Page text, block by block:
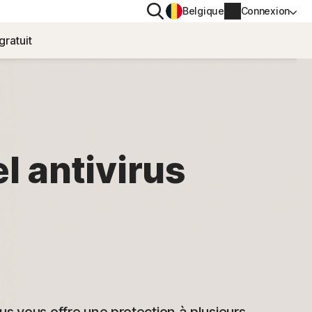
iOS™
Rechercher
Belgique Connexion
Informations sur le compte
antivirus